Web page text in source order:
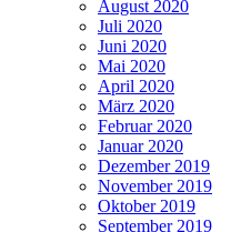
August 2020
Juli 2020
Juni 2020
Mai 2020
April 2020
März 2020
Februar 2020
Januar 2020
Dezember 2019
November 2019
Oktober 2019
September 2019